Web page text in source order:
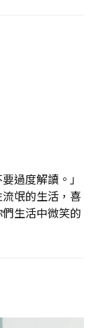
過度解讀。」
氓的生活，喜
生活中微笑的